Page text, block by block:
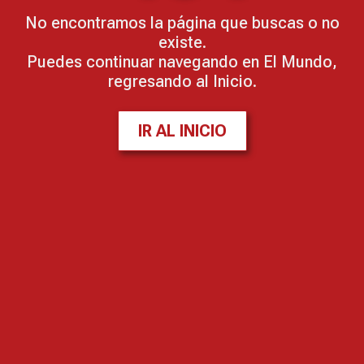
No encontramos la página que buscas o no
existe.
Puedes continuar navegando en El Mundo,
regresando al Inicio.
IR AL INICIO